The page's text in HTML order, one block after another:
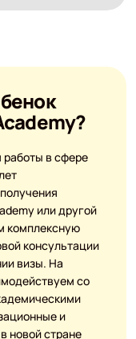
работы в сфере
или другой
комплексную
консультации
визы. На
со
и
новой стране